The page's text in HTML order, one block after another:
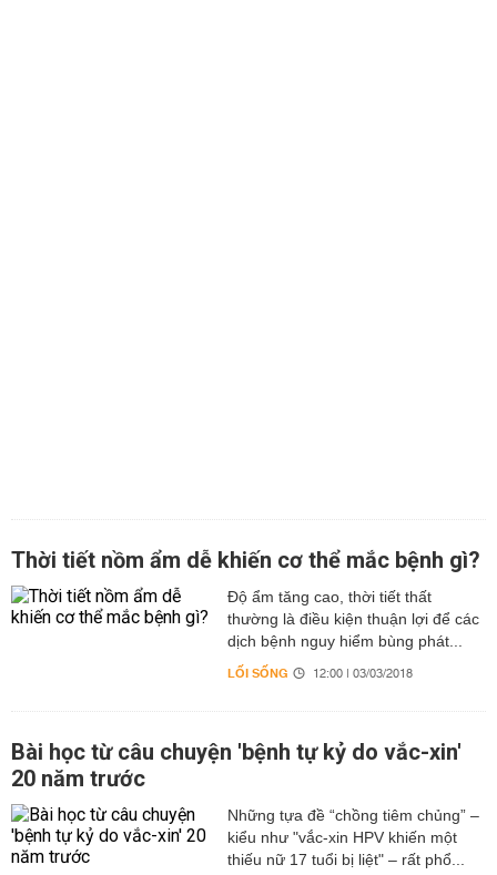
Thời tiết nồm ẩm dễ khiến cơ thể mắc bệnh gì?
Độ ẩm tăng cao, thời tiết thất
thường là điều kiện thuận lợi để các
dịch bệnh nguy hiểm bùng phát...
LỐI SỐNG 12:00 | 03/03/2018
Bài học từ câu chuyện 'bệnh tự kỷ do vắc-xin'
20 năm trước
Những tựa đề “chồng tiêm chủng” –
kiểu như "vắc-xin HPV khiến một
thiếu nữ 17 tuổi bị liệt" – rất phổ...